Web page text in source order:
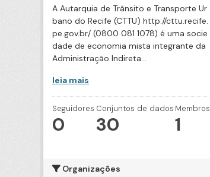
A Autarquia de Trânsito e Transporte Ur
bano do Recife (CTTU) http://cttu.recife.
pe.gov.br/ (0800 081 1078) é uma socie
dade de economia mista integrante da
Administração Indireta...
leia mais
Seguidores
0
Conjuntos de dados
30
Membros
1
Organizações